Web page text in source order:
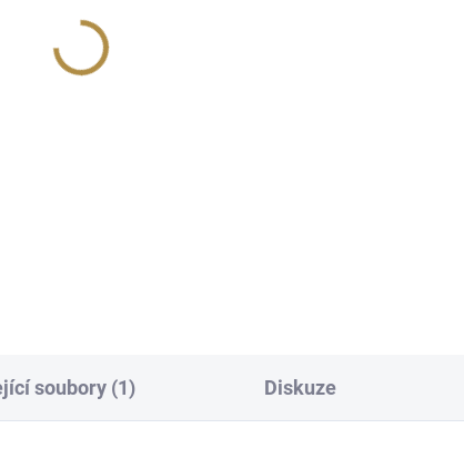
soubory (1) Diskuze